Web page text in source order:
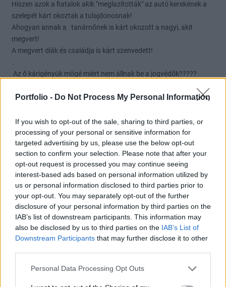
Portfolio - Do Not Process My Personal Information
If you wish to opt-out of the sale, sharing to third parties, or
processing of your personal or sensitive information for
targeted advertising by us, please use the below opt-out
section to confirm your selection. Please note that after your
opt-out request is processed you may continue seeing
interest-based ads based on personal information utilized by
us or personal information disclosed to third parties prior to
your opt-out. You may separately opt-out of the further
disclosure of your personal information by third parties on the
IAB’s list of downstream participants. This information may
also be disclosed by us to third parties on the IAB’s List of
Downstream Participants that may further disclose it to other
Personal Data Processing Opt Outs
Hiszen azok a fiatalok akik "meglazították" az autó kerekének a
szelepét kárt okoztak a tulajdonosnak!
Ahogyan annak a tanárnőnek is kárt okozott a nagyi, akit
megvert!
A megvert diák és családja is kárt szenvedett!
.
Az ő kárigényük mögé miért nem állnak be a jogvédők?????
Mi lesz veled Magyarország?
2020. 01. 16. 11:30
hanem azzal, hogy tudatosan ROSSZABB, GYEGÉBB KÉPZÉST
kaptak. "
ami ugye FELTÉTELEZÉS.
lehet nézni statisztikát, amióta NINCSEN szegregáció......
mennyien járnak középsuliba?
mennyien szereztek végzettséget?
előtte milyen volt az arány?
A fenti rém igazságtalan lenne, mert összekapcsolnál egymástól
tök független dolgokat."